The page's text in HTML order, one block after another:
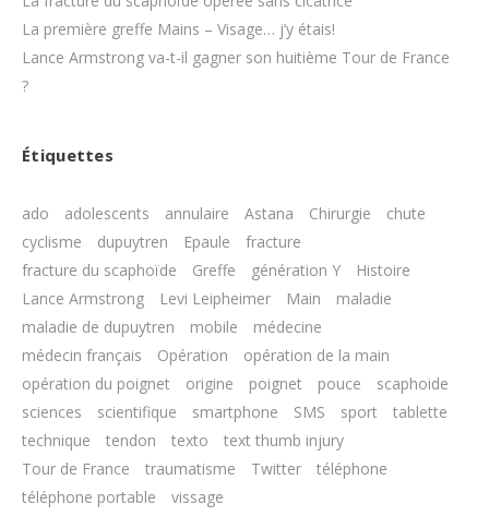
La première greffe Mains – Visage… j’y étais!
Lance Armstrong va-t-il gagner son huitième Tour de France
?
Étiquettes
ado adolescents annulaire Astana Chirurgie
chute
cyclisme
dupuytren Epaule
fracture
fracture du scaphoïde
Greffe génération Y
Histoire
Lance Armstrong
Levi Leipheimer Main
maladie
maladie de dupuytren
mobile
médecine
médecin français
Opération
opération de la main
opération du poignet
origine poignet pouce
scaphoide
sciences
scientifique smartphone SMS sport
tablette
technique
tendon texto
text thumb injury
Tour de France
traumatisme Twitter
téléphone
téléphone portable
vissage